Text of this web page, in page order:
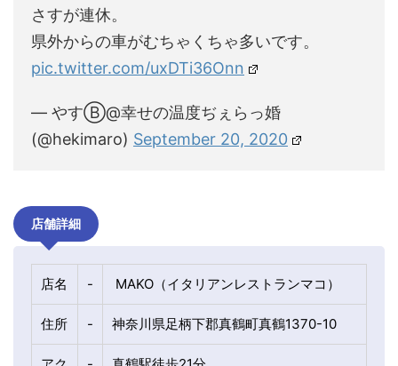
さすが連休。
県外からの車がむちゃくちゃ多いです。
pic.twitter.com/uxDTi36Onn
— やすⒷ@幸せの温度ぢぇらっ婚
(@hekimaro) September 20, 2020
店舗詳細
店名 - MAKO（イタリアンレストランマコ）
住所 - 神奈川県足柄下郡真鶴町真鶴1370-10